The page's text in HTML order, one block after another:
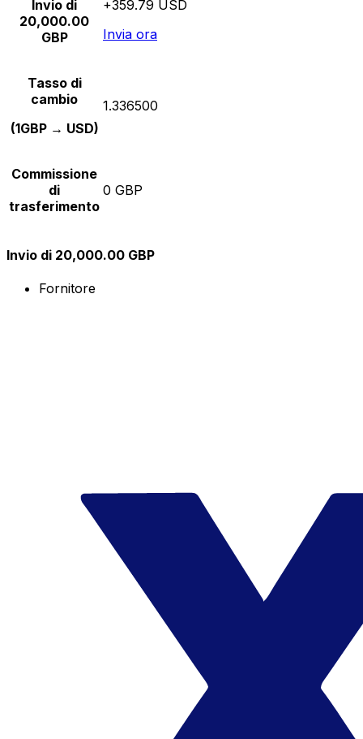
Invio di
20,000.00
GBP
+359.79 USD
Invia ora
Tasso di
cambio
(1GBP → USD)
1.336500
Commissione
di
trasferimento
0 GBP
Invio di 20,000.00 GBP
Fornitore